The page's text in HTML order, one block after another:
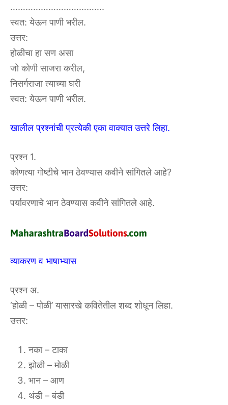
……………………………….
स्वत: येऊन पाणी भरील.
उत्तर:
होळीचा हा सण असा
जो कोणी साजरा करील,
निसर्गराजा त्याच्या घरी
स्वत: येऊन पाणी भरील.
खालील प्रश्नांची प्रत्येकी एका वाक्यात उत्तरे लिहा.
प्रश्न 1.
कोणत्या गोष्टीचे भान ठेवण्यास कवीने सांगितले आहे?
उत्तर:
पर्यावरणाचे भान ठेवण्यास कवीने सांगितले आहे.
व्याकरण व भाषाभ्यास
प्रश्न अ.
‘होळी – पोळी’ यासारखे कवितेतील शब्द शोधून लिहा.
उत्तर:
नका – टाका
झोळी – मोळी
भान – आण
थंडी – बंडी